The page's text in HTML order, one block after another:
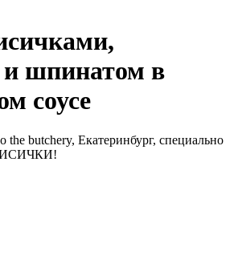
шпинатом в
соусе
the butchery, Екатеринбург, специально